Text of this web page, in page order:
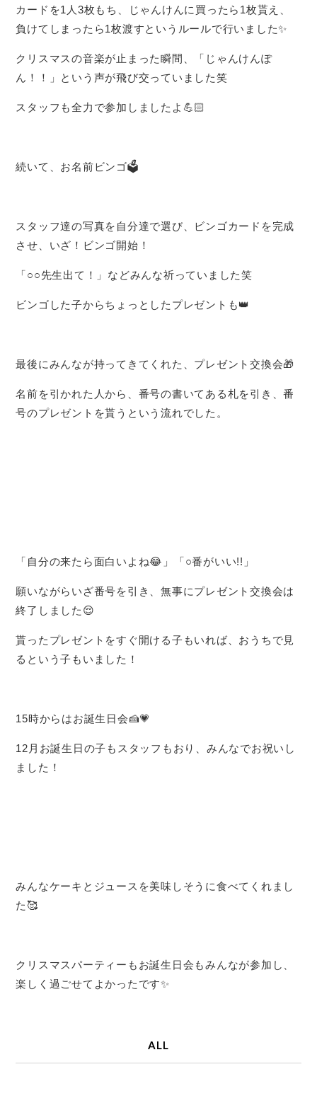
カードを1人3枚もち、じゃんけんに買ったら1枚貰え、
負けてしまったら1枚渡すというルールで行いました✨
クリスマスの音楽が止まった瞬間、「じゃんけんぽ
ん！！」という声が飛び交っていました笑
スタッフも全力で参加しましたよ💪🏻
続いて、お名前ビンゴ🗳
スタッフ達の写真を自分達で選び、ビンゴカードを完成
させ、いざ！ビンゴ開始！
「○○先生出て！」などみんな祈っていました笑
ビンゴした子からちょっとしたプレゼントも👑
最後にみんなが持ってきてくれた、プレゼント交換会🎁
名前を引かれた人から、番号の書いてある札を引き、番
号のプレゼントを貰うという流れでした。
「自分の来たら面白いよね😂」「○番がいい!!」
願いながらいざ番号を引き、無事にプレゼント交換会は
終了しました😌
貰ったプレゼントをすぐ開ける子もいれば、おうちで見
るという子もいました！
15時からはお誕生日会🍰💗
12月お誕生日の子もスタッフもおり、みんなでお祝いし
ました！
みんなケーキとジュースを美味しそうに食べてくれまし
た🥰
クリスマスパーティーもお誕生日会もみんなが参加し、
楽しく過ごせてよかったです✨
ALL